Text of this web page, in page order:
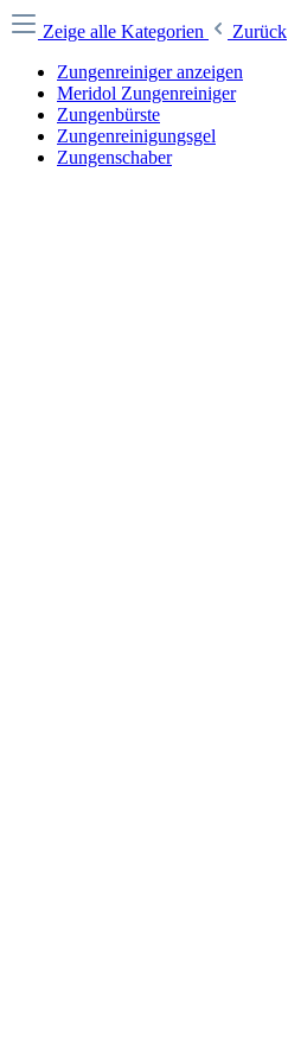
Zeige alle Kategorien
Zurück
Zungenreiniger anzeigen
Meridol Zungenreiniger
Zungenbürste
Zungenreinigungsgel
Zungenschaber